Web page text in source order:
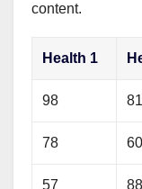
content.
Health 1
98 81
78 60
57 88